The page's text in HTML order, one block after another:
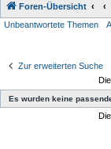
Foren-Übersicht
Unbeantwortete Themen
Zur erweiterten Suche
Es wurden keine